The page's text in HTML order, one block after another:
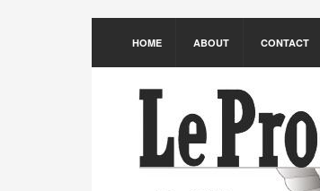
HOME ABOUT CONTACT